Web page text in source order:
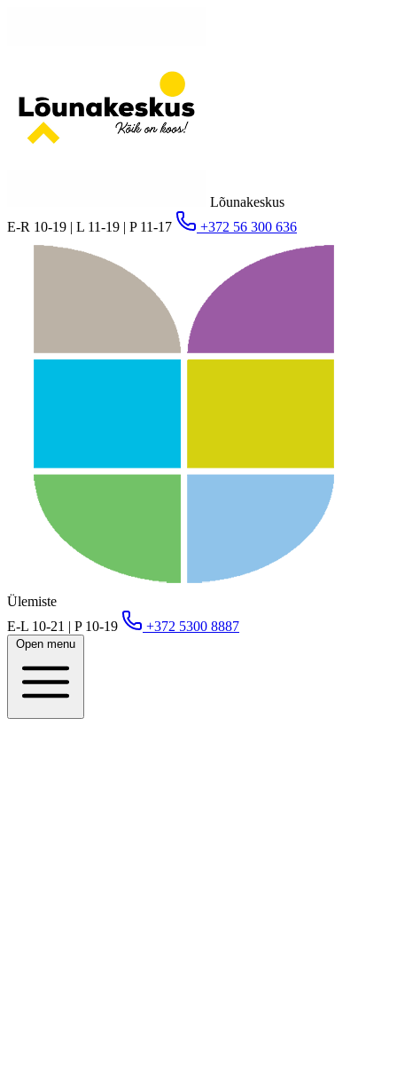
Lõunakeskus
E-R 10-19 | L 11-19 | P 11-17
+372 56 300 636
Ülemiste
E-L 10-21 | P 10-19
+372 5300 8887
Open menu